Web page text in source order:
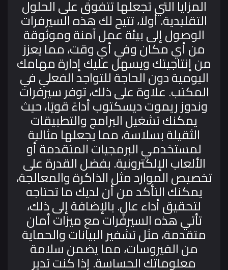
المزايا التي تجعلها تتفوق على الحلول
التقليدية. أولاً، تتيح لك هذه السيرفرات
الوصول إلى بيئة عمل آمنة وموثوقة
من أي مكان وفي أي وقت، مما يعزز
من إنتاجيتك ويسهل عليك إدارة مهامك
اليومية دون الحاجة للتواجد الفعلي في
المكتب. علاوة على ذلك، توفر سيرفرات
وندوز ريموت ديسكتوب أداءً قويًا، حيث
يمكنك تشغيل البرامج والتطبيقات
الثقيلة بسلاسة، مما يجعلها مثالية
لمستخدمي البرمجيات المتقدمة أو
الألعاب الإلكترونية. بفضل القدرة على
تخصيص الموارد مثل الذاكرة والمعالجة،
يمكنك التأكد من أن لديك ما تحتاجه
لتحقيق أداء عالٍ.بالإضافة إلى ذلك،
تأتي هذه السيرفرات مع ميزات أمان
متقدمة، مثل تشفير البيانات والحماية
من الفيروسات، مما يضمن سلامة
معلوماتك الحساسة. إذا كنت تدير